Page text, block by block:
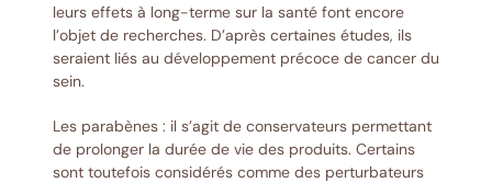
leurs effets à long-terme sur la santé font encore
l’objet de recherches. D’après certaines études, ils
seraient liés au développement précoce de cancer du
sein.
Les parabènes : il s’agit de conservateurs permettant
de prolonger la durée de vie des produits. Certains
sont toutefois considérés comme des perturbateurs